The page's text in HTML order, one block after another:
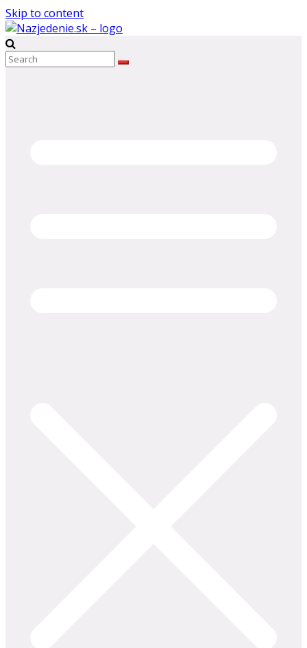
Skip to content